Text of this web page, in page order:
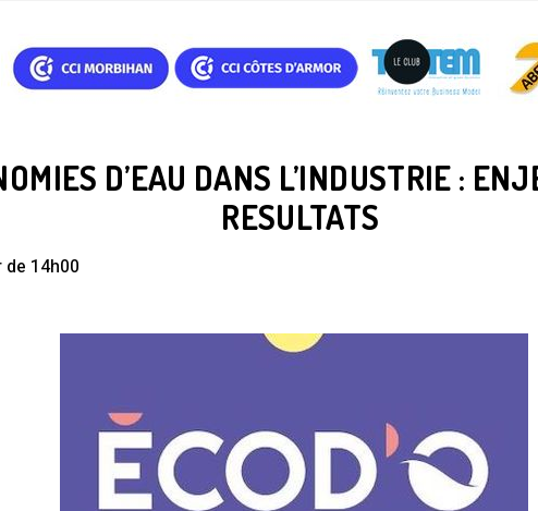
D’EAU DANS L’INDUSTRIE :
RESULTATS
14h00